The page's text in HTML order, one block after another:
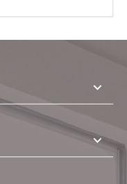
keyboard_arrow_down
